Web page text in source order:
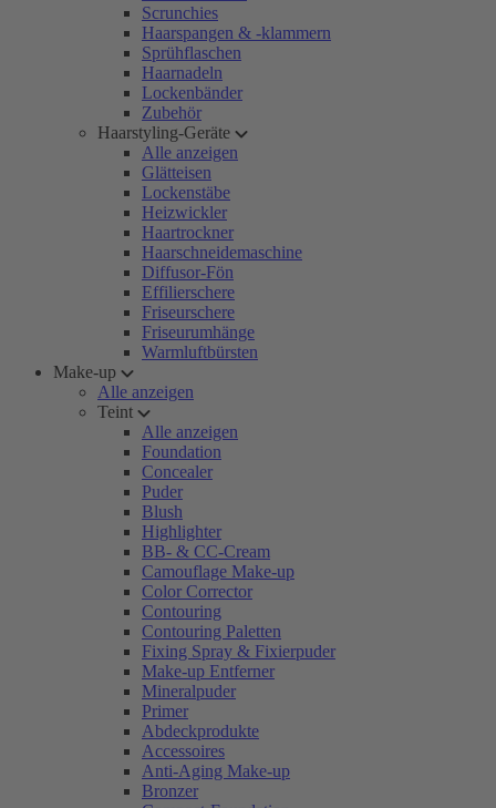
Scrunchies
Haarspangen & -klammern
Sprühflaschen
Haarnadeln
Lockenbänder
Zubehör
Haarstyling-Geräte
Alle anzeigen
Glätteisen
Lockenstäbe
Heizwickler
Haartrockner
Haarschneidemaschine
Diffusor-Fön
Effilierschere
Friseurschere
Friseurumhänge
Warmluftbürsten
Make-up
Alle anzeigen
Teint
Alle anzeigen
Foundation
Concealer
Puder
Blush
Highlighter
BB- & CC-Cream
Camouflage Make-up
Color Corrector
Contouring
Contouring Paletten
Fixing Spray & Fixierpuder
Make-up Entferner
Mineralpuder
Primer
Abdeckprodukte
Accessoires
Anti-Aging Make-up
Bronzer